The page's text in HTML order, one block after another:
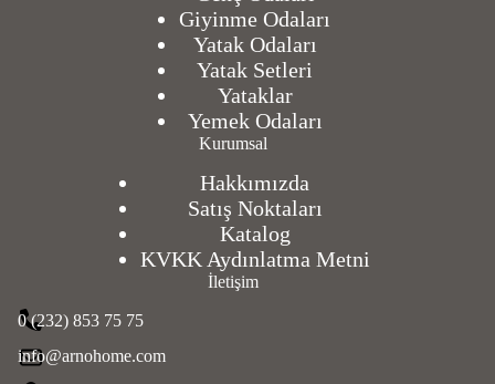
Giyinme Odaları
Yatak Odaları
Yatak Setleri
Yataklar
Yemek Odaları
Kurumsal
Hakkımızda
Satış Noktaları
Katalog
KVKK Aydınlatma Metni
İletişim
0 (232) 853 75 75
info@arnohome.com